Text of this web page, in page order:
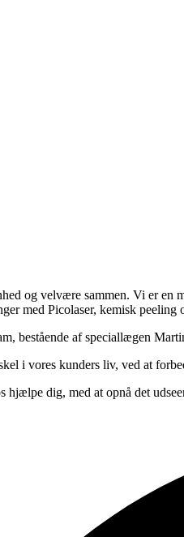
og velvære sammen. Vi er en
med Picolaser, kemisk
bestående af speciallægen
i vores kunders liv, ved at
dig, med at opnå det